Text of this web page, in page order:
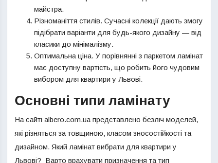
майстра.
Різноманіття стилів. Сучасні колекції дають змогу
підібрати варіанти для будь-якого дизайну — від
класики до мінімалізму.
Оптимальна ціна. У порівнянні з паркетом ламінат
має доступну вартість, що робить його чудовим
вибором для квартири у Львові.
Основні типи ламінату
На сайті albero.com.ua представлено безліч моделей,
які різняться за товщиною, класом зносостійкості та
дизайном. Який ламінат вибрати для квартири у
Львові? Варто врахувати призначення та тип